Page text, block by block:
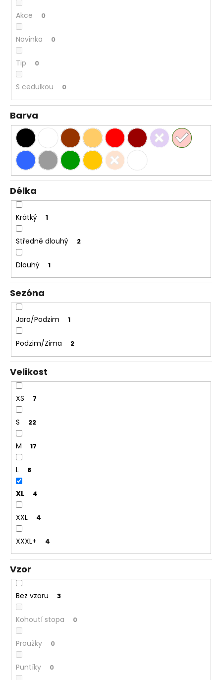
ůAkce 0
Novinka 0
Tip 0
S cedulkou 0
Barva
Délka
Krátký 1
Středně dlouhý 2
Dlouhý 1
Sezóna
Jaro/Podzim 1
Podzim/Zima 2
Velikost
XS 7
S 22
M 17
L 8
XL 4
XXL 4
XXXL+ 4
Vzor
Bez vzoru 3
Kohoutí stopa 0
Proužky 0
Puntíky 0